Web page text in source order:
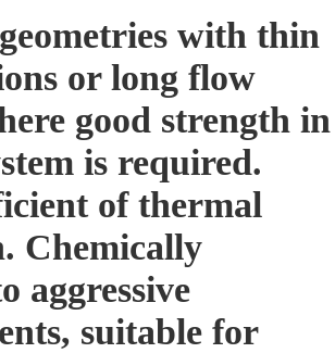
with thin
or long flow
good strength in
is required.
of thermal
Chemically
aggressive
suitable for